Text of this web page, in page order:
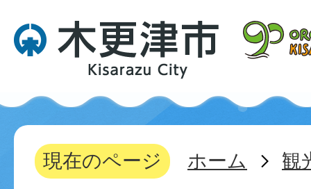
現在のページ ホーム 観